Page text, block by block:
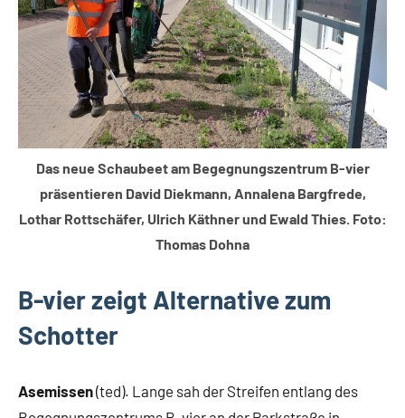
Das neue Schaubeet am Begegnungszentrum B-vier
präsentieren David Diekmann, Annalena Bargfrede,
Lothar Rottschäfer, Ulrich Käthner und Ewald Thies. Foto:
Thomas Dohna
B-vier zeigt Alternative zum
Schotter
Asemissen(ted). Lange sah der Streifen entlang des